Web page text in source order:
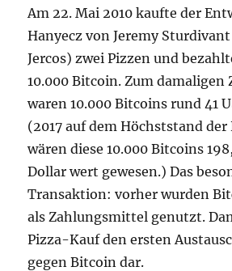
Am 22. Mai 2010 kaufte der
Hanyecz von Jeremy
Jercos) zwei Pizzen und
10.000 Bitcoin. Zum damaligen
waren 10.000 Bitcoins rund 41
(2017 auf dem Höchststand
wären diese 10.000 Bitcoins
Dollar wert gewesen.) Das
Transaktion: vorher wurden
als Zahlungsmittel genutzt.
Pizza-Kauf den ersten
gegen Bitcoin dar.